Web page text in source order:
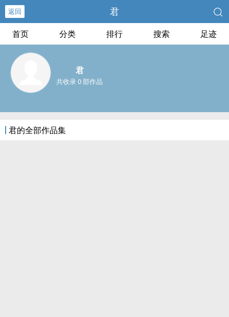
返回 君
首页 分类 排行 搜索 足迹
君
共收录 0 部作品
君的全部作品集